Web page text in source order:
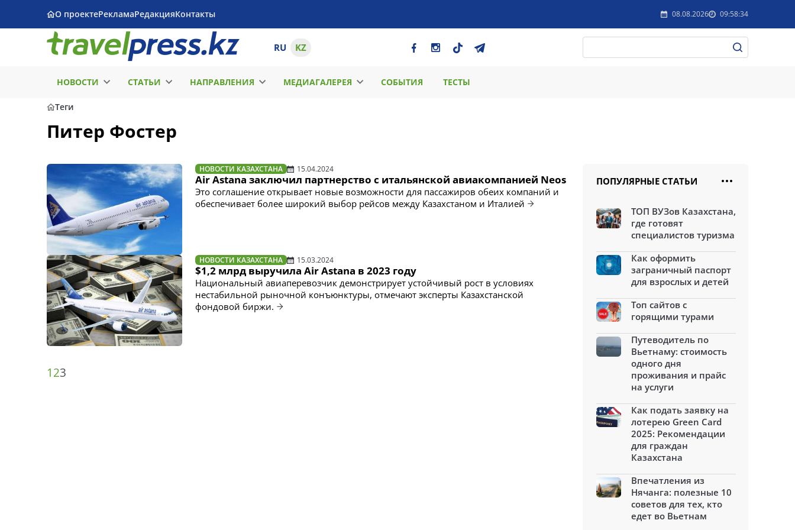
О проектеРекламаРедакцияКонтакты 08.08.2026 09:58:34
RU KZ
НОВОСТИ СТАТЬИ НАПРАВЛЕНИЯ МЕДИАГАЛЕРЕЯ СОБЫТИЯ ТЕСТЫ
Теги
Питер Фостер
НОВОСТИ КАЗАХСТАНА 15.04.2024
Air Astana заключил партнерство с итальянской авиакомпанией Neos
Это соглашение открывает новые возможности для пассажиров обеих компаний и
обеспечивает более широкий выбор рейсов между Казахстаном и Италией
НОВОСТИ КАЗАХСТАНА 15.03.2024
$1,2 млрд выручила Air Astana в 2023 году
Национальный авиаперевозчик демонстрирует устойчивый рост в условиях
нестабильной рыночной конъюнктуры, отмечают эксперты Казахстанской
фондовой биржи.
123
ПОПУЛЯРНЫЕ СТАТЬИ
ТОП ВУЗов Казахстана,
где готовят
специалистов туризма
Как оформить
заграничный паспорт
для взрослых и детей
Топ сайтов с
горящими турами
Путеводитель по
Вьетнаму: стоимость
одного дня
проживания и прайс
на услуги
Как подать заявку на
лотерею Green Card
2025: Рекомендации
для граждан
Казахстана
Впечатления из
Нячанга: полезные 10
советов для тех, кто
едет во Вьетнам